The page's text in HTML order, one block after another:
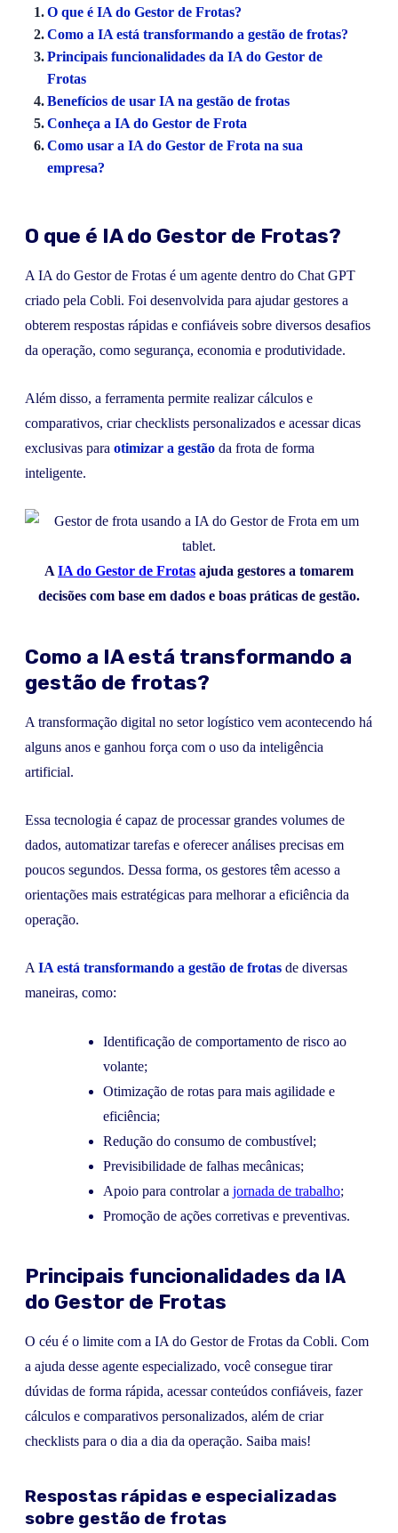
O que é IA do Gestor de Frotas?
Como a IA está transformando a gestão de frotas?
Principais funcionalidades da IA do Gestor de
Frotas
Benefícios de usar IA na gestão de frotas
Conheça a IA do Gestor de Frota
Como usar a IA do Gestor de Frota na sua
empresa?
O que é IA do Gestor de Frotas?
A IA do Gestor de Frotas é um agente dentro do Chat GPT
criado pela Cobli. Foi desenvolvida para ajudar gestores a
obterem respostas rápidas e confiáveis sobre diversos desafios
da operação, como segurança, economia e produtividade.
Além disso, a ferramenta permite realizar cálculos e
comparativos, criar checklists personalizados e acessar dicas
exclusivas para otimizar a gestão da frota de forma
inteligente.
A IA do Gestor de Frotas ajuda gestores a tomarem
decisões com base em dados e boas práticas de gestão.
Como a IA está transformando a
gestão de frotas?
A transformação digital no setor logístico vem acontecendo há
alguns anos e ganhou força com o uso da inteligência
artificial.
Essa tecnologia é capaz de processar grandes volumes de
dados, automatizar tarefas e oferecer análises precisas em
poucos segundos. Dessa forma, os gestores têm acesso a
orientações mais estratégicas para melhorar a eficiência da
operação.
AIA está transformando a gestão de frotas de diversas
maneiras, como:
Identificação de comportamento de risco ao
volante;
Otimização de rotas para mais agilidade e
eficiência;
Redução do consumo de combustível;
Previsibilidade de falhas mecânicas;
Apoio para controlar a jornada de trabalho;
Promoção de ações corretivas e preventivas.
Principais funcionalidades da IA
do Gestor de Frotas
O céu é o limite com a IA do Gestor de Frotas da Cobli. Com
a ajuda desse agente especializado, você consegue tirar
dúvidas de forma rápida, acessar conteúdos confiáveis, fazer
cálculos e comparativos personalizados, além de criar
checklists para o dia a dia da operação. Saiba mais!
Respostas rápidas e especializadas
sobre gestão de frotas